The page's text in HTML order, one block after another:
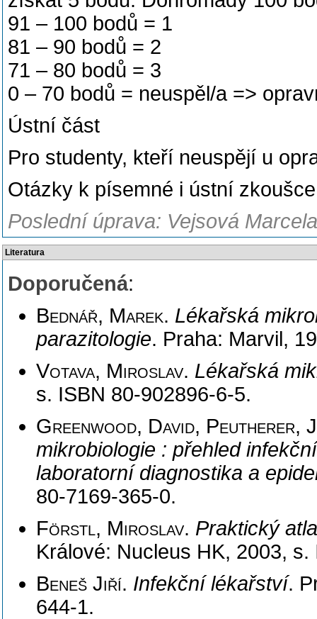
91 – 100 bodů = 1
81 – 90 bodů = 2
71 – 80 bodů = 3
0 – 70 bodů = neuspěl/a =>
Ústní část
Pro studenty, kteří neuspějí u
Otázky k písemné i ústní
Poslední úprava: Vejsová
Literatura
Doporučená:
Bednář, Marek. Lékařská
parazitologie. Praha: Marvil,
Votava, Miroslav. Lékařská
s. ISBN 80-902896-6-5.
Greenwood, David, Peutherer,
mikrobiologie : přehled
laboratorní diagnostika a
80-7169-365-0.
Förstl, Miroslav. Praktický
Králové: Nucleus HK, 2003,
Beneš Jiří. Infekční lékařství.
644-1.